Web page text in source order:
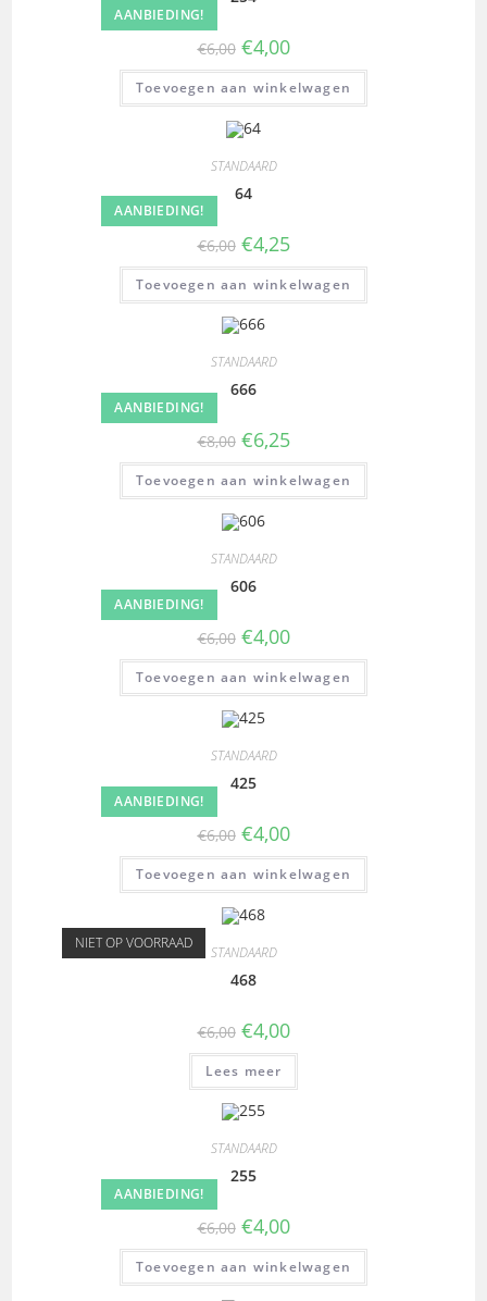
AANBIEDING!
€6,00 €4,00
Toevoegen aan winkelwagen
AANBIEDING!
STANDAARD
64
€6,00 €4,25
Toevoegen aan winkelwagen
AANBIEDING!
STANDAARD
666
€8,00 €6,25
Toevoegen aan winkelwagen
AANBIEDING!
STANDAARD
606
€6,00 €4,00
Toevoegen aan winkelwagen
AANBIEDING!
STANDAARD
425
€6,00 €4,00
Toevoegen aan winkelwagen
NIET OP VOORRAAD STANDAARD
468
€6,00 €4,00
Lees meer
AANBIEDING!
STANDAARD
255
€6,00 €4,00
Toevoegen aan winkelwagen